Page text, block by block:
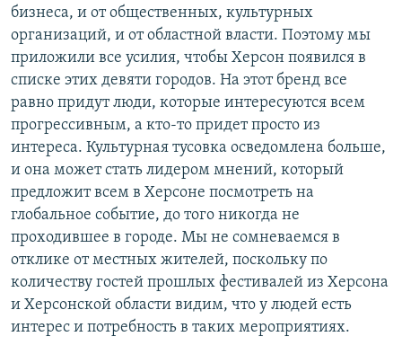
бизнеса, и от общественных, культурных
организаций, и от областной власти. Поэтому мы
приложили все усилия, чтобы Херсон появился в
списке этих девяти городов. На этот бренд все
равно придут люди, которые интересуются всем
прогрессивным, а кто-то придет просто из
интереса. Культурная тусовка осведомлена больше,
и она может стать лидером мнений, который
предложит всем в Херсоне посмотреть на
глобальное событие, до того никогда не
проходившее в городе. Мы не сомневаемся в
отклике от местных жителей, поскольку по
количеству гостей прошлых фестивалей из Херсона
и Херсонской области видим, что у людей есть
интерес и потребность в таких мероприятиях.